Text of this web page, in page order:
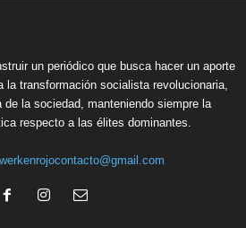
un periódico que busca hacer un aporte
la transformación socialista revolucionaria,
la sociedad, manteniendo siempre la
respecto a las élites dominantes.
werkenrojocontacto@gmail.com